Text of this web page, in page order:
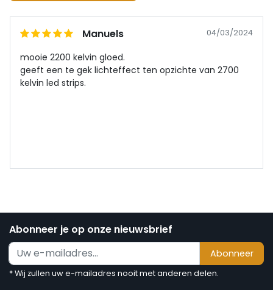
Manuels 04/03/2024
mooie 2200 kelvin gloed.
geeft een te gek lichteffect ten opzichte van 2700
kelvin led strips.
Abonneer je op onze nieuwsbrief
Abonneer
* Wij zullen uw e-mailadres nooit met anderen delen.